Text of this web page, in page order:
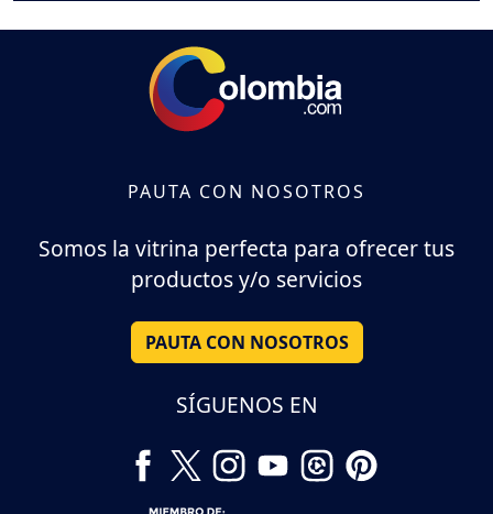
PAUTA CON NOSOTROS
Somos la vitrina perfecta para ofrecer tus
productos y/o servicios
PAUTA CON NOSOTROS
SÍGUENOS EN